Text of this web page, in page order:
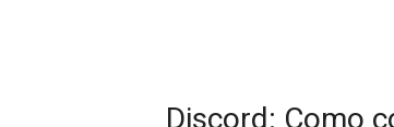
Discord: Como